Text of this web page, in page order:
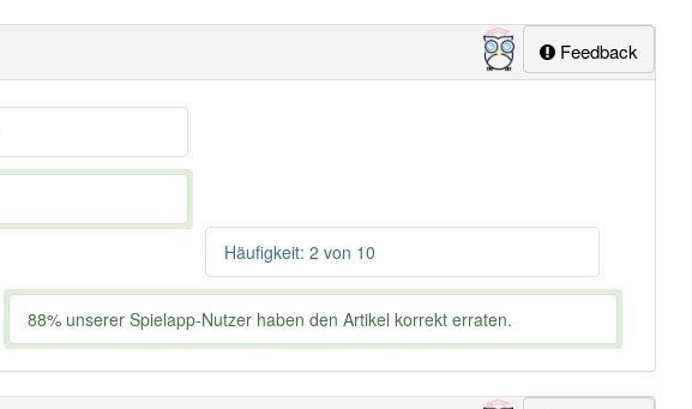
Feedback
Häufigkeit: 2 von 10
88% unserer Spielapp-Nutzer haben den Artikel korrekt erraten.